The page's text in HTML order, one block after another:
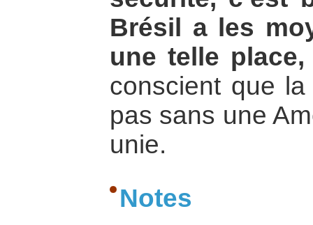
Brésil a les
une telle place,
conscient que
pas sans une
unie.
Notes